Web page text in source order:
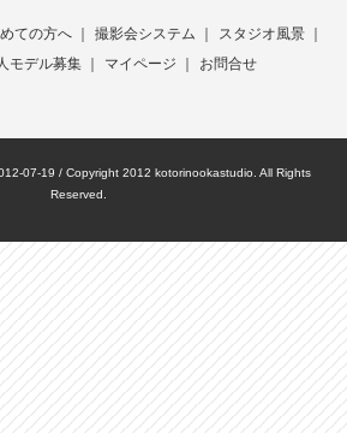
ての方へ 撮影会システム スタジオ風景
モデル募集｜ マイページ お問合せ
07-19 / Copyright 2012 kotorinookastudio. All Rights
Reserved.